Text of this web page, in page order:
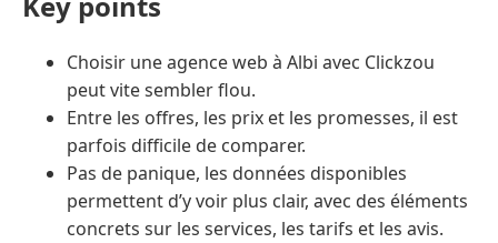
Choisir une agence web à Albi avec Clickzou
peut vite sembler flou.
Entre les offres, les prix et les promesses, il est
parfois difficile de comparer.
Pas de panique, les données disponibles
permettent d’y voir plus clair, avec des éléments
concrets sur les services, les tarifs et les avis.